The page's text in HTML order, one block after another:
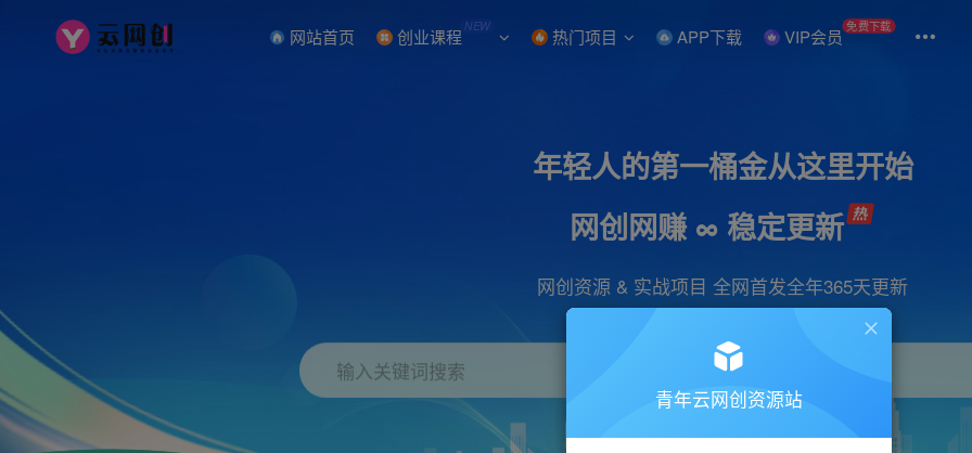
网站首页 创业课程 NEW 热门项目 APP下载 VIP会员 免费下载
年轻人的第一桶金从这里开始
网创网赚 ∞ 稳定更新
网创资源 & 实战项目 全网首发全年365天更新
输入关键词搜索
项目 引流 抖音 短视频 剪辑 会员
青年云网创资源站